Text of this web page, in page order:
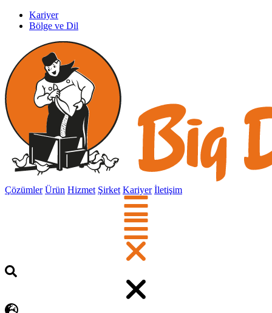
Kariyer
Bölge ve Dil
Çözümler Ürün Hizmet Şirket Kariyer İletişim